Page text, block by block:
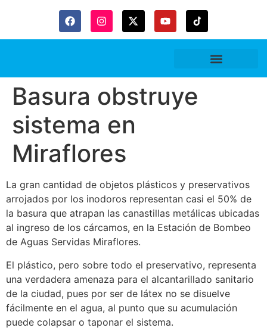
Basura obstruye
sistema en
Miraflores
La gran cantidad de objetos plásticos y preservativos
arrojados por los inodoros representan casi el 50% de
la basura que atrapan las canastillas metálicas ubicadas
al ingreso de los cárcamos, en la Estación de Bombeo
de Aguas Servidas Miraflores.
El plástico, pero sobre todo el preservativo, representa
una verdadera amenaza para el alcantarillado sanitario
de la ciudad, pues por ser de látex no se disuelve
fácilmente en el agua, al punto que su acumulación
puede colapsar o taponar el sistema.